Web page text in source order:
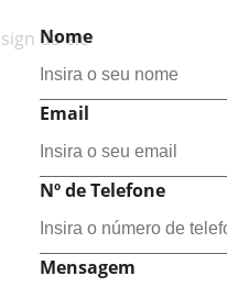
Nome
Email
Nº de Telefone
Mensagem